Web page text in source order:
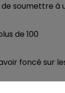
soumettre à
de 100
foncé sur